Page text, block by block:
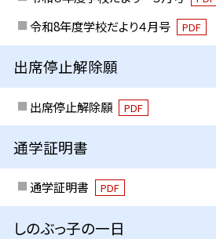
令和8年度学校だより４月号 PDF
出席停止解除願
出席停止解除願 PDF
通学証明書
通学証明書 PDF
しのぶっ子の一日